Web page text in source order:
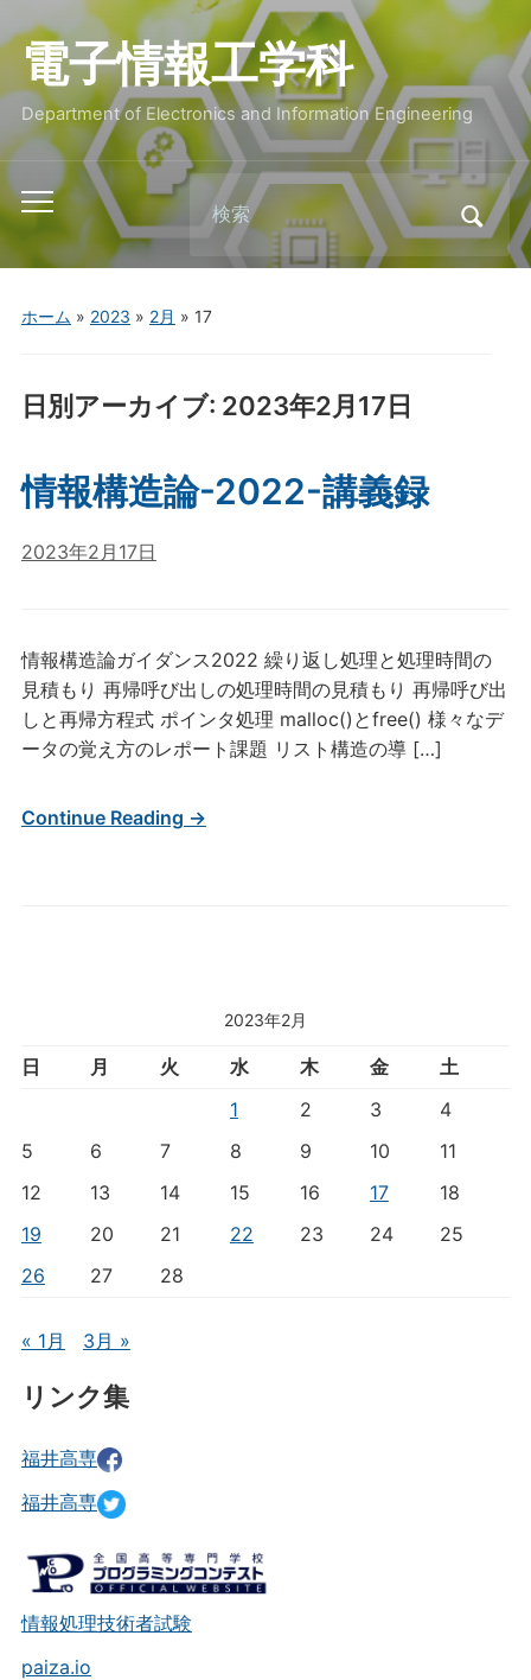
電子情報工学科
Department of Electronics and Information Engineering
Toggle
mobile
menu
Search
for:
ホーム » 2023 » 2月 » 17
日別アーカイブ: 2023年2月17日
2023年2月
日 月 火 水 木 金
土
1
2 3
4
5
6 7 8 9 10
11
12
13 14 15 16 17
18
19
20 21 22 23 24
25
26
27 28
« 1月 3月 »
リンク集
福井高専
福井高専
情報処理技術者試験
paiza.io
情報構造論-2022-講義録
2023年2月17日
情報構造論ガイダンス2022 繰り返し処理と処理時間の
見積もり 再帰呼び出しの処理時間の見積もり 再帰呼び出
しと再帰方程式 ポインタ処理 malloc()とfree() 様々なデ
ータの覚え方のレポート課題 リスト構造の導 […]
Continue Reading →